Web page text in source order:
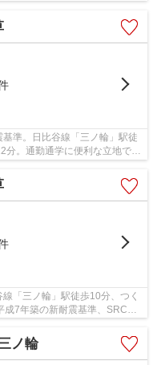
準。日比谷線「三ノ輪」駅徒
分。通勤通学に便利な立地で
ありお...
「三ノ輪」駅徒歩10分、つく
7年築の新耐震基準、SRC造
ノ輪